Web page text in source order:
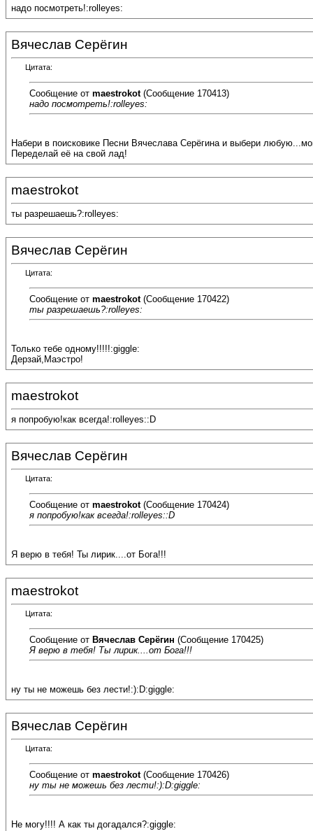
надо посмотреть!:rolleyes:
Вячеслав Серёгин
Цитата:
Сообщение от maestrokot(Сообщение 170413)
надо посмотреть!:rolleyes:
Набери в поисковике Песни Вячеслава Серёгина и выбери
Переделай её на свой лад!
maestrokot
ты разрешаешь?:rolleyes:
Вячеслав Серёгин
Цитата:
Сообщение от maestrokot(Сообщение 170422)
ты разрешаешь?:rolleyes:
Только тебе одному!!!!!:giggle:
Дерзай,Маэстро!
maestrokot
я попробую!как всегда!:rolleyes::D
Вячеслав Серёгин
Цитата:
Сообщение от maestrokot(Сообщение 170424)
я попробую!как всегда!:rolleyes::D
Я верю в тебя! Ты лирик....от Бога!!!
maestrokot
Цитата:
Сообщение от Вячеслав Серёгин (Сообщение 170425)
Я верю в тебя! Ты лирик....от Бога!!!
ну ты не можешь без лести!:):D:giggle:
Вячеслав Серёгин
Цитата:
Сообщение от maestrokot(Сообщение 170426)
ну ты не можешь без лести!:):D:giggle:
Не могу!!!! А как ты догадался?:giggle: